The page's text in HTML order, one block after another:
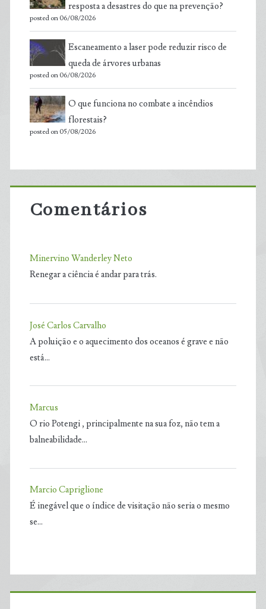
resposta a desastres do que na prevenção?
posted on 06/08/2026
Escaneamento a laser pode reduzir risco de
queda de árvores urbanas
posted on 06/08/2026
O que funciona no combate a incêndios
florestais?
posted on 05/08/2026
Comentários
Minervino Wanderley Neto
Renegar a ciência é andar para trás.
José Carlos Carvalho
A poluição e o aquecimento dos oceanos é grave e não
está…
Marcus
O rio Potengi , principalmente na sua foz, não tem a
balneabilidade…
Marcio Capriglione
É inegável que o índice de visitação não seria o mesmo
se…